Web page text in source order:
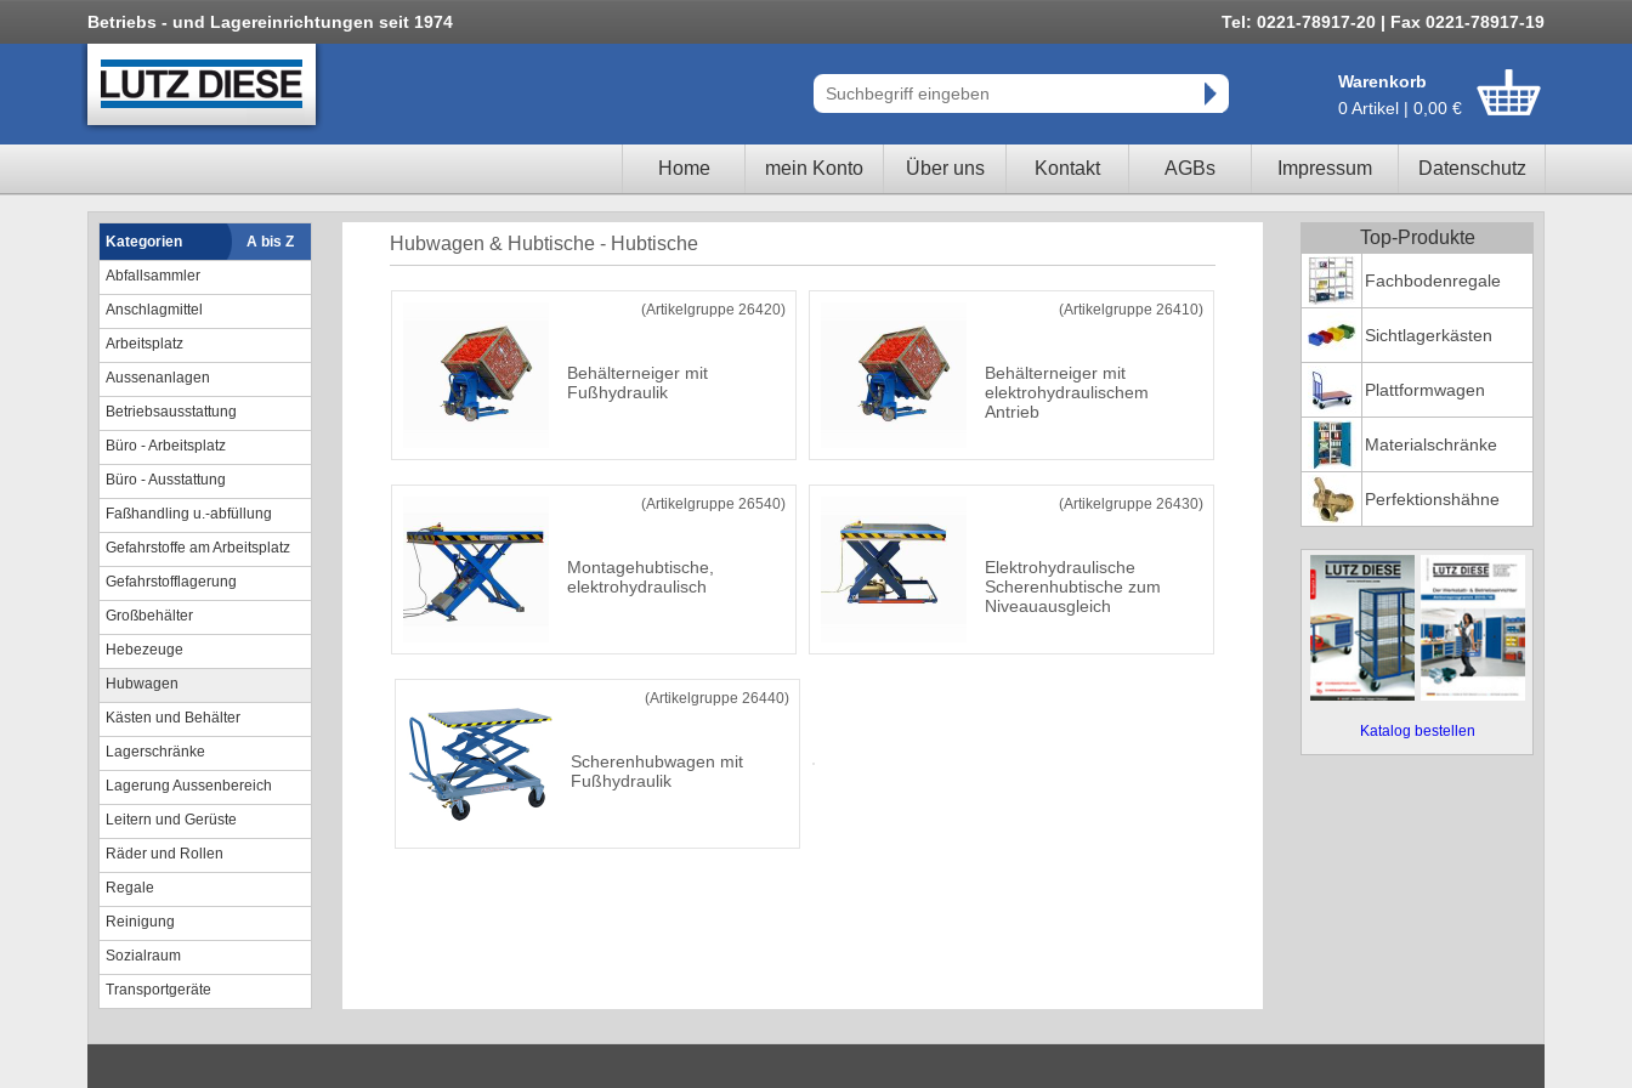
Betriebs - und Lagereinrichtungen seit 1974 Tel: 0221-78917-20 | Fax 0221-78917-19
Warenkorb
0 Artikel | 0,00 €
Home mein Konto Über uns Kontakt AGBs Impressum Datenschutz
Kategorien
A bis Z
Abfallsammler
Anschlagmittel
Arbeitsplatz
Aussenanlagen
Betriebsausstattung
Büro - Arbeitsplatz
Büro - Ausstattung
Faßhandling u.-abfüllung
Gefahrstoffe am Arbeitsplatz
Gefahrstofflagerung
Großbehälter
Hebezeuge
Hubwagen
Kästen und Behälter
Lagerschränke
Lagerung Aussenbereich
Leitern und Gerüste
Räder und Rollen
Regale
Reinigung
Sozialraum
Transportgeräte
Hubwagen & Hubtische - Hubtische
(Artikelgruppe 26420)
Behälterneiger mit
Fußhydraulik
(Artikelgruppe 26410)
Behälterneiger mit
elektrohydraulischem
Antrieb
(Artikelgruppe 26540)
Montagehubtische,
elektrohydraulisch
(Artikelgruppe 26430)
Elektrohydraulische
Scherenhubtische zum
Niveauausgleich
(Artikelgruppe 26440)
Scherenhubwagen mit
Fußhydraulik
Top-Produkte
Fachbodenregale
Sichtlagerkästen
Plattformwagen
Materialschränke
Perfektionshähne
Katalog bestellen